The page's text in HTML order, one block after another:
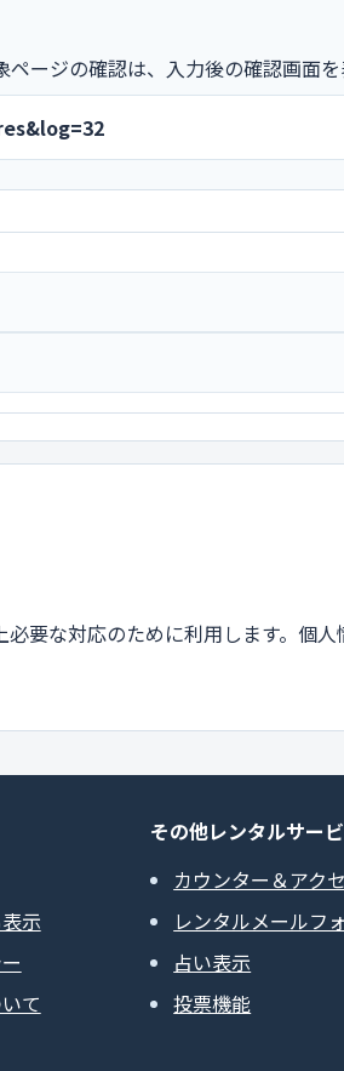
ージの確認は、入力後の確認画面を
要な対応のために利用します。個
示
て
その他レンタルサー
カウンター＆アク
レンタルメールフ
占い表示
投票機能